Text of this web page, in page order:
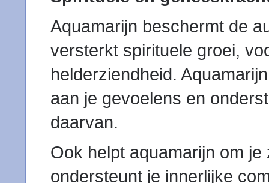
Aquamarijn beschermt de
versterkt spirituele groei,
helderziendheid.
aan je gevoelens en
daarvan.
Ook helpt aquamarijn om
ondersteunt je innerlijke